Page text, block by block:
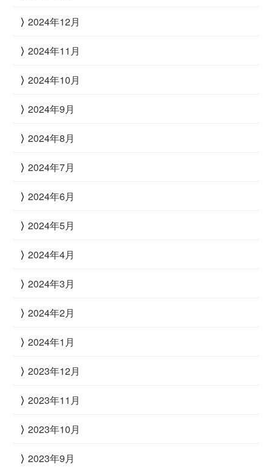
2024年12月
2024年11月
2024年10月
2024年9月
2024年8月
2024年7月
2024年6月
2024年5月
2024年4月
2024年3月
2024年2月
2024年1月
2023年12月
2023年11月
2023年10月
2023年9月